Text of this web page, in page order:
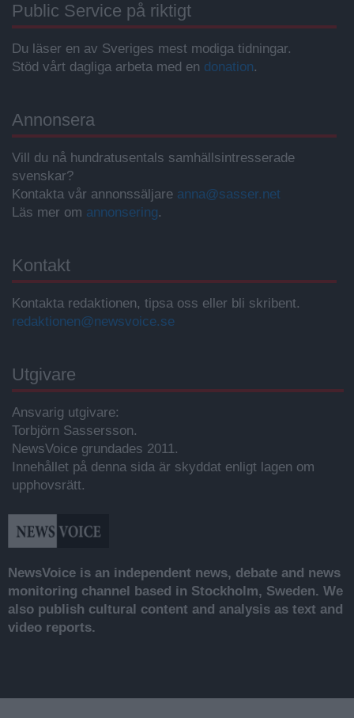
Public Service på riktigt
Du läser en av Sveriges mest modiga tidningar.
Stöd vårt dagliga arbeta med en donation.
Annonsera
Vill du nå hundratusentals samhällsintresserade
svenskar?
Kontakta vår annonssäljare anna@sasser.net
Läs mer om annonsering.
Kontakt
Kontakta redaktionen, tipsa oss eller bli skribent.
redaktionen@newsvoice.se
Utgivare
Ansvarig utgivare:
Torbjörn Sassersson.
NewsVoice grundades 2011.
Innehållet på denna sida är skyddat enligt lagen om
upphovsrätt.
NewsVoice is an independent news, debate and news
monitoring channel based in Stockholm, Sweden. We
also publish cultural content and analysis as text and
video reports.